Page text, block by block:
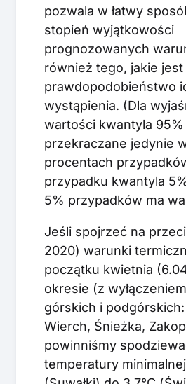
pozwala w łatwy
stopień wyjątkowości
prognozowanych
również tego, jakie jest
prawdopodobieństwo
wystąpienia. (Dla
wartości kwantyla 95%
przekraczane jedynie
procentach
przypadku kwantyla
5% przypadków ma
Jeśli spojrzeć na
2020) warunki
początku kwietnia
okresie (z
górskich i
Wierch, Śnieżka,
powinniśmy
temperatury minimalnej